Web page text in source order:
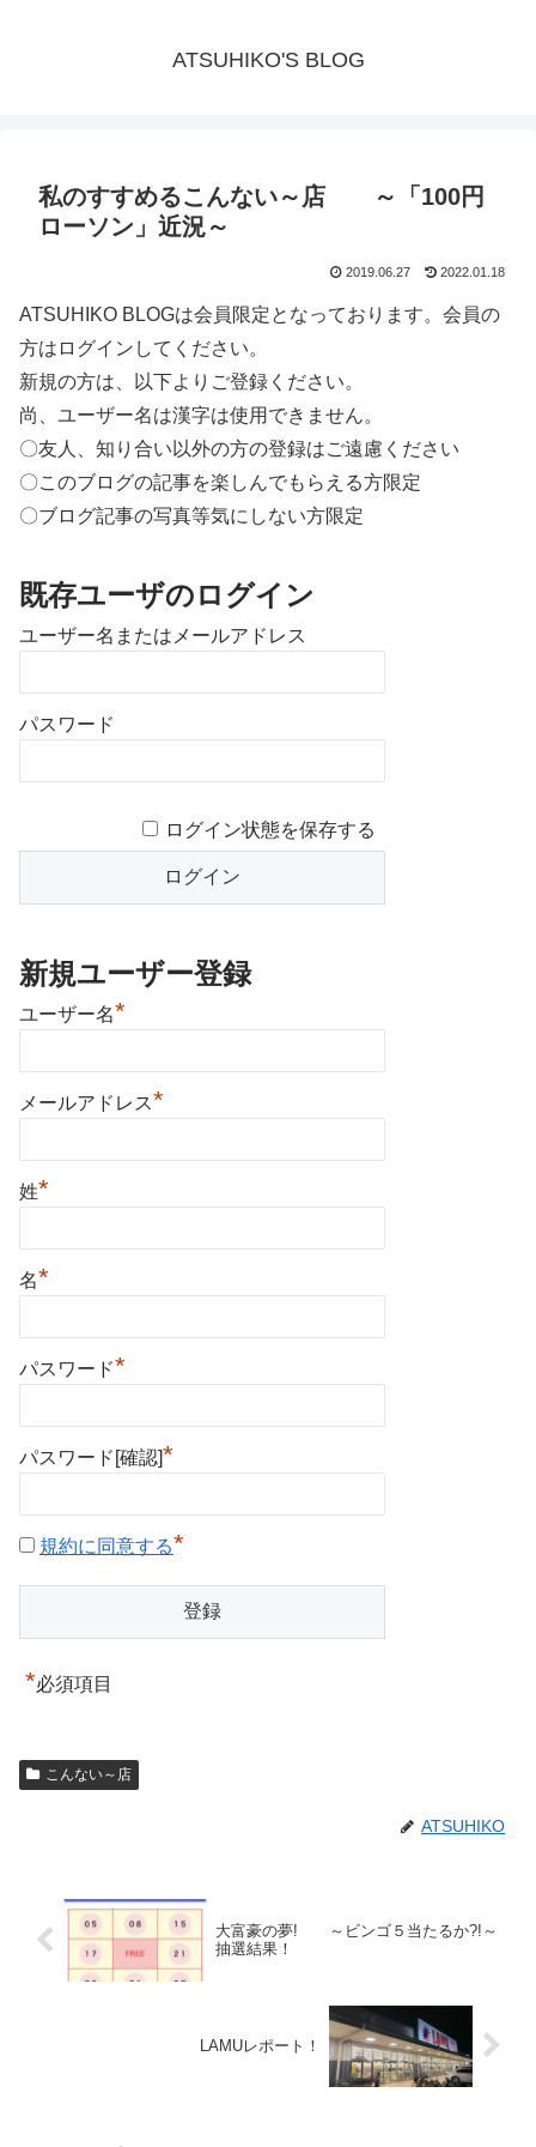
ATSUHIKO'S BLOG
私のすすめるこんない～店 ～「100円
ローソン」近況～
2019.06.27 2022.01.18
ATSUHIKO BLOGは会員限定となっております。会員の
方はログインしてください。
新規の方は、以下よりご登録ください。
尚、ユーザー名は漢字は使用できません。
〇友人、知り合い以外の方の登録はご遠慮ください
〇このブログの記事を楽しんでもらえる方限定
〇ブログ記事の写真等気にしない方限定
既存ユーザのログイン
ユーザー名またはメールアドレス
パスワード
ログイン状態を保存する
新規ユーザー登録
ユーザー名*
メールアドレス*
姓*
名*
パスワード*
パスワード[確認]*
規約に同意する*
*必須項目
こんない～店
ATSUHIKO
大富豪の夢! ～ビンゴ５当たるか?!～
抽選結果！
LAMUレポート！